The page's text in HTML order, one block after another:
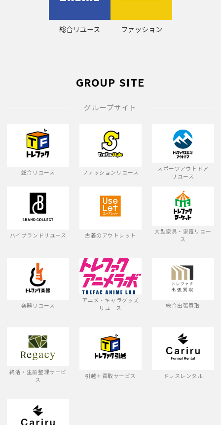
総合リユース ファッション
GROUP SITE
グループサイト
総合リユース ファッションリユース
スポーツアウトドア
リユース
ハイブランドリユース 古着のアウトレット
大型家具・家電リユー
ス
楽器リユース
アニメ・キャラグッズ
リユース
総合出張買取
終活・生前整理サービ
ス
引越＋買取サービス ドレスレンタル